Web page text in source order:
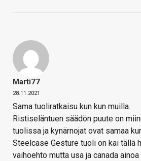
Marti77
28.11.2021
Sama tuoliratkaisu kun kun muilla.
Ristiseläntuen säädön puute on
tuolissa ja kynärnojat ovat samaa
Steelcase Gesture tuoli on kai tällä
vaihoehto mutta usa ja canada